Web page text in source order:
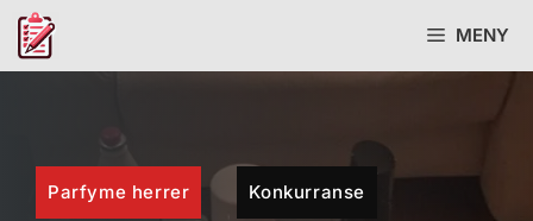
Hopp
MENY
Parfyme herrer Konkurranse